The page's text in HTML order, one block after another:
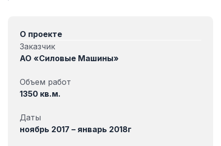
О проекте
Заказчик
АО «Силовые Машины»
Объем работ
1350 кв.м.
Даты
ноябрь 2017 – январь 2018г